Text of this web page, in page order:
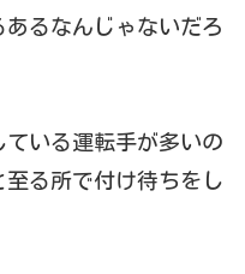
るなんじゃないだろ
ている運転手が多いの
る所で付け待ちをし